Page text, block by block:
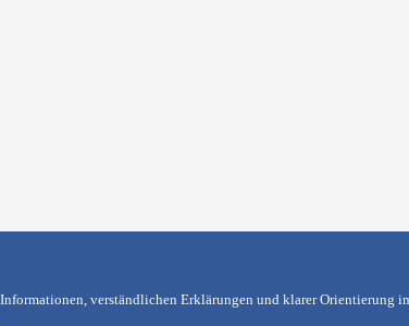
verständlichen Erklärungen und klarer Orientierung